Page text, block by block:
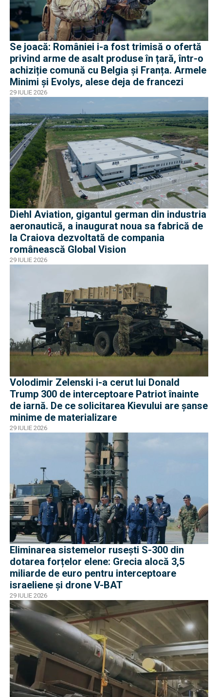
Se joacă: României i-a fost trimisă o ofertă
privind arme de asalt produse în țară, într-o
achiziție comună cu Belgia și Franța. Armele
Minimi și Evolys, alese deja de francezi
29 IULIE 2026
Diehl Aviation, gigantul german din industria
aeronautică, a inaugurat noua sa fabrică de
la Craiova dezvoltată de compania
românească Global Vision
29 IULIE 2026
Volodimir Zelenski i-a cerut lui Donald
Trump 300 de interceptoare Patriot înainte
de iarnă. De ce solicitarea Kievului are șanse
minime de materializare
29 IULIE 2026
Eliminarea sistemelor rusești S-300 din
dotarea forțelor elene: Grecia alocă 3,5
miliarde de euro pentru interceptoare
israeliene și drone V-BAT
29 IULIE 2026